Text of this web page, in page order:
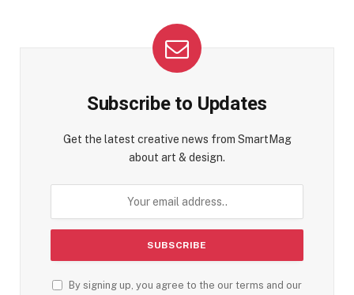
Subscribe to Updates
Get the latest creative news from SmartMag
about art & design.
By signing up, you agree to the our terms and our